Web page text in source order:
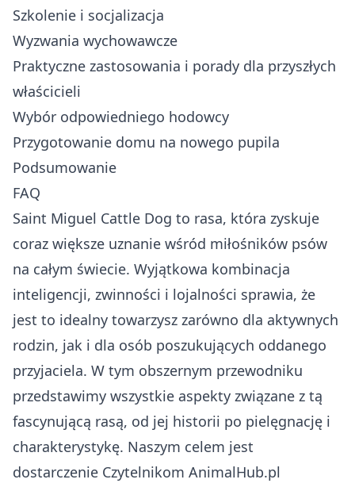
Szkolenie i socjalizacja
Wyzwania wychowawcze
Praktyczne zastosowania i porady dla przyszłych
właścicieli
Wybór odpowiedniego hodowcy
Przygotowanie domu na nowego pupila
Podsumowanie
FAQ
Saint Miguel Cattle Dog to rasa, która zyskuje
coraz większe uznanie wśród miłośników psów
na całym świecie. Wyjątkowa kombinacja
inteligencji, zwinności i lojalności sprawia, że
jest to idealny towarzysz zarówno dla aktywnych
rodzin, jak i dla osób poszukujących oddanego
przyjaciela. W tym obszernym przewodniku
przedstawimy wszystkie aspekty związane z tą
fascynującą rasą, od jej historii po pielęgnację i
charakterystykę. Naszym celem jest
dostarczenie Czytelnikom AnimalHub.pl